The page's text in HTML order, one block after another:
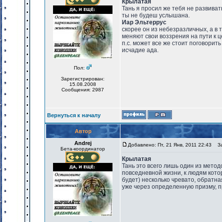
Пол:
Зарегистрирован:
15.08.2008
Сообщения: 2987
Крылатая
Тань я просил же тебя не
ты не будеш услышана.
Иар Эльтеррус
скорее он из небезразличных, а в
меняют свои воззрения на пути к
п.с. может все же стоит
исчадие ада.
Вернуться к началу
Автор
Andrej
Бета-координатор
Добавлено: Пт, 21 Янв, 2011 22:43
Крылатая
Тань это всего лишь один из
повседневной жизни, к людям
будет) несколько чревато,
уже через определенную призму,